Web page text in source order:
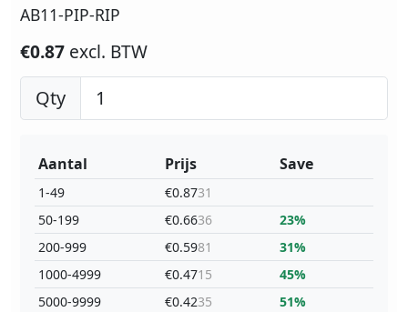
AB11-PIP-RIP
€0.87 excl. BTW
Qty
Aantal
1-49
50-199
200-999
1000-4999
5000-9999
Prijs
€0.8731
€0.6636
€0.5981
€0.4715
€0.4235
Save
23%
31%
45%
51%